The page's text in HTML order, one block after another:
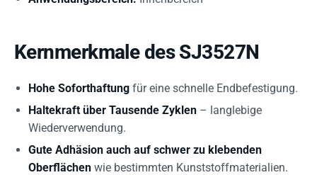
Kernmerkmale des SJ3527N
Hohe Soforthaftung für eine schnelle Endbefestigung.
Haltekraft über Tausende Zyklen – langlebige
Wiederverwendung.
Gute Adhäsion auch auf schwer zu klebenden
Oberflächen wie bestimmten Kunststoffmaterialien.